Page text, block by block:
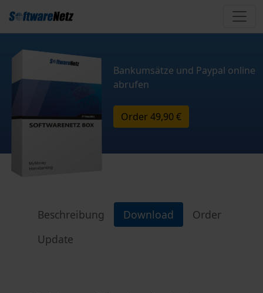
Bankumsätze und Paypal online
abrufen
Order 49,90 €
Beschreibung Download
Order
Update